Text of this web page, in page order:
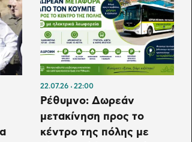
22.07.26 22:00
Ρέθυμνο: Δωρεάν
μετακίνηση προς το
κέντρο της πόλης με